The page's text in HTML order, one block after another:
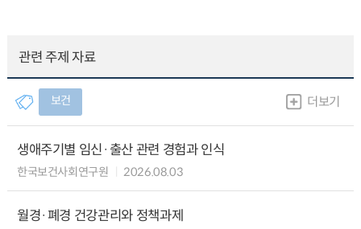
관련 주제 자료
보건 더보기
생애주기별 임신·출산 관련 경험과 인식
한국보건사회연구원 2026.08.03
월경·폐경 건강관리와 정책과제